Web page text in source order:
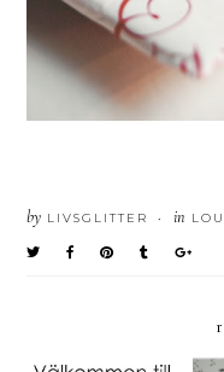
by LIVSGLITTER • in